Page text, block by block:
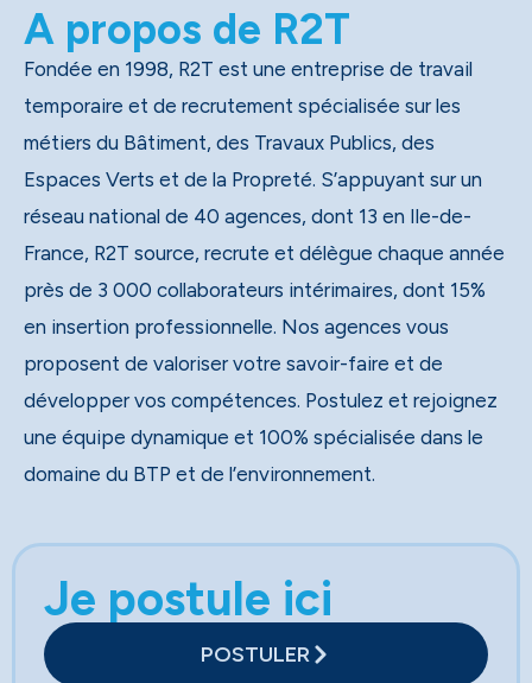
A propos de R2T
Fondée en 1998, R2T est une entreprise de travail
temporaire et de recrutement spécialisée sur les
métiers du Bâtiment, des Travaux Publics, des
Espaces Verts et de la Propreté. S’appuyant sur un
réseau national de 40 agences, dont 13 en Ile-de-
France, R2T source, recrute et délègue chaque année
près de 3 000 collaborateurs intérimaires, dont 15%
en insertion professionnelle. Nos agences vous
proposent de valoriser votre savoir-faire et de
développer vos compétences. Postulez et rejoignez
une équipe dynamique et 100% spécialisée dans le
domaine du BTP et de l’environnement.
Je postule ici
POSTULER